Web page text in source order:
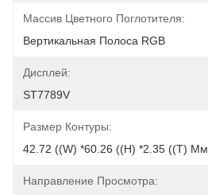
Массив Цветного Поглотителя:
Вертикальная Полоса RGB
Дисплей:
ST7789V
Размер Контуры:
42.72 ((W) *60.26 ((H) *2.35 ((T) Мм
Направление Просмотра: